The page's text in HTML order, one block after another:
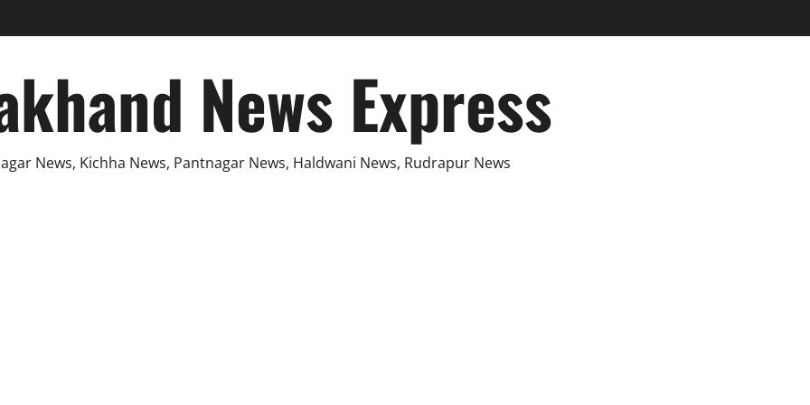
News Express
News, Kichha News, Pantnagar News, Haldwani News, Rudrapur News